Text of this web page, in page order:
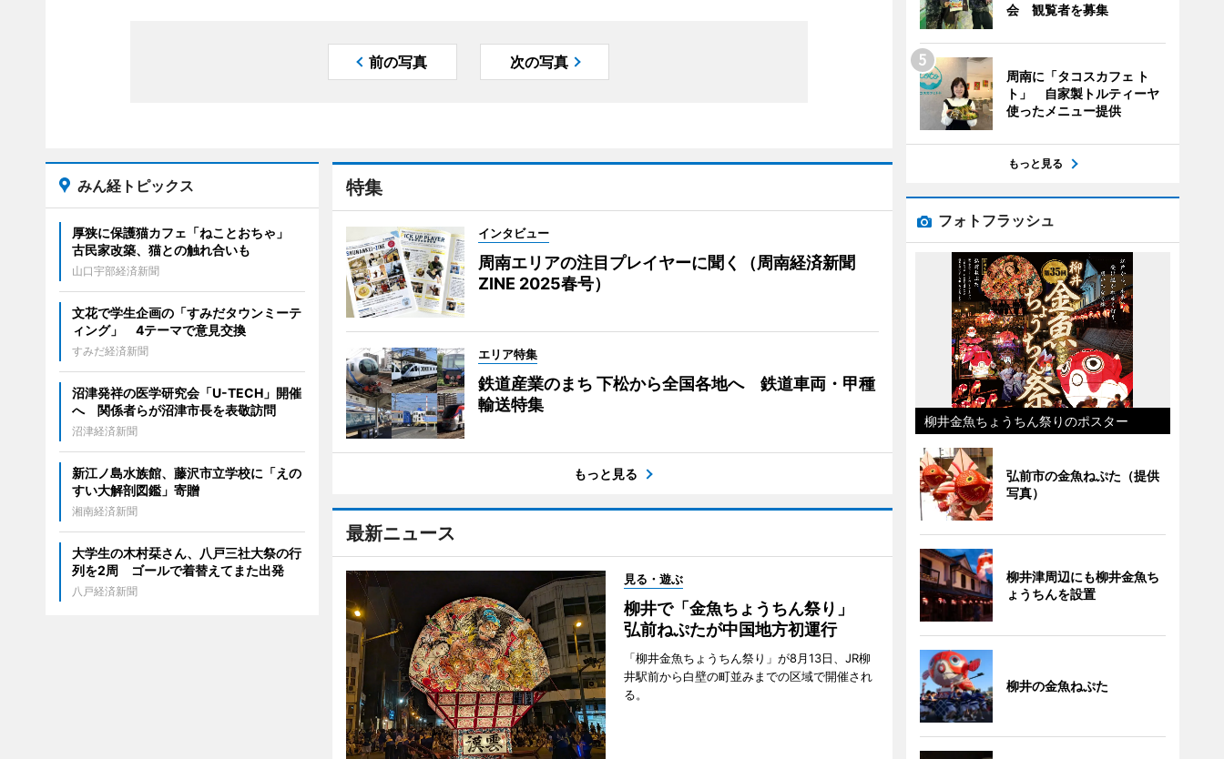
前の写真 次の写真
特集
インタビュー
周南エリアの注目プレイヤーに聞く（周南経済新聞
ZINE 2025春号）
エリア特集
鉄道産業のまち 下松から全国各地へ 鉄道車両・甲種
輸送特集
もっと見る
最新ニュース
見る・遊ぶ
柳井で「金魚ちょうちん祭り」
弘前ねぷたが中国地方初運行
「柳井金魚ちょうちん祭り」が8月13日、JR柳
井駅前から白壁の町並みまでの区域で開催され
る。
みん経トピックス
厚狭に保護猫カフェ「ねことおちゃ」
古民家改築、猫との触れ合いも
山口宇部経済新聞
文花で学生企画の「すみだタウンミーテ
ィング」 4テーマで意見交換
すみだ経済新聞
沼津発祥の医学研究会「U-TECH」開催
へ 関係者らが沼津市長を表敬訪問
沼津経済新聞
新江ノ島水族館、藤沢市立学校に「えの
すい大解剖図鑑」寄贈
湘南経済新聞
大学生の木村栞さん、八戸三社大祭の行
列を2周 ゴールで着替えてまた出発
八戸経済新聞
会 観覧者を募集
周南に「タコスカフェ ト
ト」 自家製トルティーヤ
使ったメニュー提供
もっと見る
フォトフラッシュ
柳井金魚ちょうちん祭りのポスター
弘前市の金魚ねぷた（提供
写真）
柳井津周辺にも柳井金魚ち
ょうちんを設置
柳井の金魚ねぷた